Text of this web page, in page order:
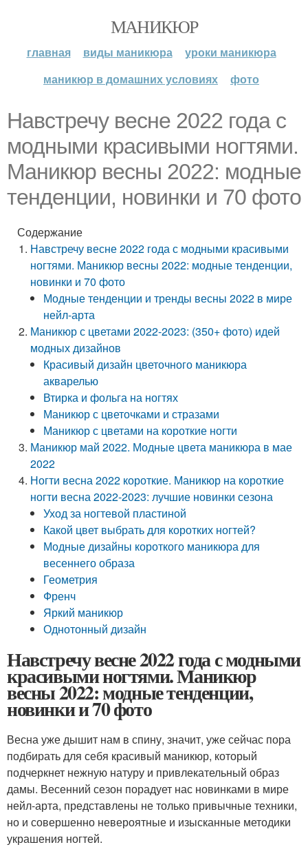
МАНИКЮР
главная виды маникюра
уроки маникюра
маникюр в домашних условиях
фото
Навстречу весне 2022 года с
модными красивыми ногтями.
Маникюр весны 2022: модные
тенденции, новинки и 70 фото
Содержание
Навстречу весне 2022 года с модными красивыми
ногтями. Маникюр весны 2022: модные тенденции,
новинки и 70 фото
Модные тенденции и тренды весны 2022 в мире
нейл-арта
Маникюр с цветами 2022-2023: (350+ фото) идей
модных дизайнов
Красивый дизайн цветочного маникюра
акварелью
Втирка и фольга на ногтях
Маникюр с цветочками и стразами
Маникюр с цветами на короткие ногти
Маникюр май 2022. Модные цвета маникюра в мае
2022
Ногти весна 2022 короткие. Маникюр на короткие
ногти весна 2022-2023: лучшие новинки сезона
Уход за ногтевой пластиной
Какой цвет выбрать для коротких ногтей?
Модные дизайны короткого маникюра для
весеннего образа
Геометрия
Френч
Яркий маникюр
Однотонный дизайн
Навстречу весне 2022 года с модными
красивыми ногтями. Маникюр
весны 2022: модные тенденции,
новинки и 70 фото
Весна уже дышит нам в спину, значит, уже сейчас пора
подбирать для себя красивый маникюр, который
подчеркнет нежную натуру и привлекательный образ
дамы. Весенний сезон порадует нас новинками в мире
нейл-арта, представлены не только привычные техники,
но и совершенно невероятные и изысканные методики
украшения ногтей.